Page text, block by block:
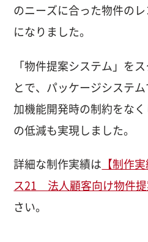
のニーズに合った物件の
になりました。
「物件提案システム」を
とで、パッケージシステ
加機能開発時の制約をな
の低減も実現しました。
詳細な制作実績は 【制作
ス21 法人顧客向け物件提
さい。